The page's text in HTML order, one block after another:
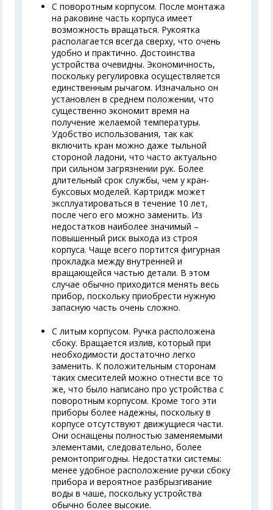
С поворотным корпусом. После монтажа
на раковине часть корпуса имеет
возможность вращаться. Рукоятка
располагается всегда сверху, что очень
удобно и практично. Достоинства
устройства очевидны. Экономичность,
поскольку регулировка осуществляется
единственным рычагом. Изначально он
установлен в среднем положении, что
существенно экономит время на
получение желаемой температуры.
Удобство использования, так как
включить кран можно даже тыльной
стороной ладони, что часто актуально
при сильном загрязнении рук. Более
длительный срок службы, чем у кран-
буксовых моделей. Картридж может
эксплуатироваться в течение 10 лет,
после чего его можно заменить. Из
недостатков наиболее значимый –
повышенный риск выхода из строя
корпуса. Чаще всего портится фигурная
прокладка между внутренней и
вращающейся частью детали. В этом
случае обычно приходится менять весь
прибор, поскольку приобрести нужную
запасную часть очень сложно.
С литым корпусом. Ручка расположена
сбоку. Вращается излив, который при
необходимости достаточно легко
заменить. К положительным сторонам
таких смесителей можно отнести все то
же, что было написано про устройства с
поворотным корпусом. Кроме того эти
приборы более надежны, поскольку в
корпусе отсутствуют движущиеся части.
Они оснащены полностью заменяемыми
элементами, следовательно, более
ремонтопригодны. Недостатки системы:
менее удобное расположение ручки сбоку
прибора и вероятное разбрызгивание
воды в чаше, поскольку устройства
обычно более высокие.